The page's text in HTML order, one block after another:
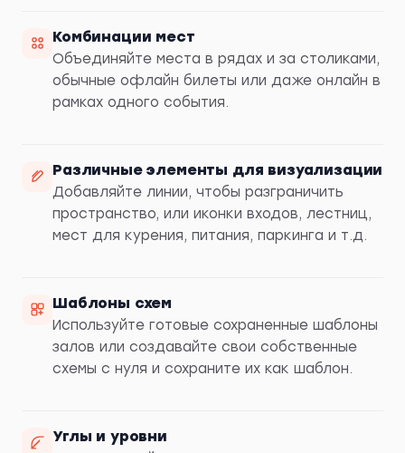
Комбинации мест
Объединяйте места в рядах и за столиками,
обычные офлайн билеты или даже онлайн в
рамках одного события.
Различные элементы для визуализации
Добавляйте линии, чтобы разграничить
пространство, или иконки входов, лестниц,
мест для курения, питания, паркинга и т.д.
Шаблоны схем
Используйте готовые сохраненные шаблоны
залов или создавайте свои собственные
схемы с нуля и сохраните их как шаблон.
Углы и уровни